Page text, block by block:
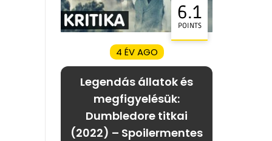
6.1
POINTS
4 ÉV AGO
Legendás állatok és
megfigyelésük:
Dumbledore titkai
(2022) – Spoilermentes